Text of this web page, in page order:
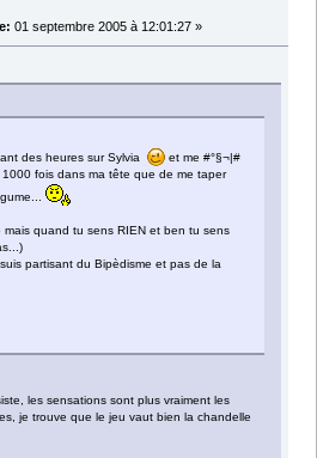
01 septembre 2005 à 12:01:27 »
des heures sur Sylvia
et me #°§¬|#
fois dans ma tête que de me taper
quand tu sens RIEN et ben tu sens
partisant du Bipèdisme et pas de la
les sensations sont plus vraiment les
je trouve que le jeu vaut bien la chandelle